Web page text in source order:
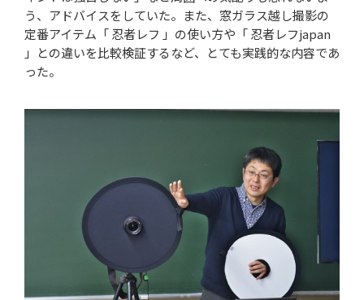
う、アドバイスをしていた。また、窓ガラス越し撮影の
定番アイテム「 忍者レフ 」の使い方や「 忍者レフjapan
」との違いを比較検証するなど、とても実践的な内容であ
った。